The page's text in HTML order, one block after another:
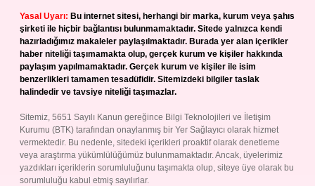
Yasal Uyarı: Bu internet sitesi, herhangi bir marka, kurum veya şahıs
şirketi ile hiçbir bağlantısı bulunmamaktadır. Sitede yalnızca kendi
hazırladığımız makaleler paylaşılmaktadır. Burada yer alan içerikler
haber niteliği taşımamakta olup, gerçek kurum ve kişiler hakkında
paylaşım yapılmamaktadır. Gerçek kurum ve kişiler ile isim
benzerlikleri tamamen tesadüfidir. Sitemizdeki bilgiler taslak
halindedir ve tavsiye niteliği taşımazlar.
Sitemiz, 5651 Sayılı Kanun gereğince Bilgi Teknolojileri ve İletişim
Kurumu (BTK) tarafından onaylanmış bir Yer Sağlayıcı olarak hizmet
vermektedir. Bu nedenle, sitedeki içerikleri proaktif olarak denetleme
veya araştırma yükümlülüğümüz bulunmamaktadır. Ancak, üyelerimiz
yazdıkları içeriklerin sorumluluğunu taşımakta olup, siteye üye olarak bu
sorumluluğu kabul etmiş sayılırlar.